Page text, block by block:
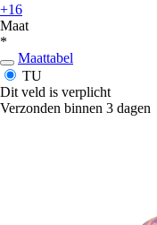
+16
Maat
*
Maattabel
TU
Dit veld is verplicht
Verzonden binnen 3 dagen